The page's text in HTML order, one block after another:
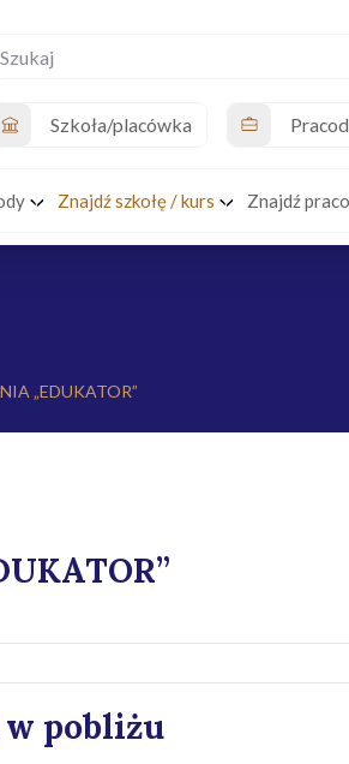
Szkoła/placówka
Znajdź szkołę / kurs Znajdź
„EDUKATOR”
w pobliżu